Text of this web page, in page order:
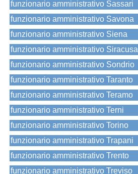
funzionario amministrativo Sassari
funzionario amministrativo Savona
funzionario amministrativo Siena
funzionario amministrativo Siracusa
funzionario amministrativo Sondrio
funzionario amministrativo Taranto
funzionario amministrativo Teramo
funzionario amministrativo Terni
funzionario amministrativo Torino
funzionario amministrativo Trapani
funzionario amministrativo Trento
funzionario amministrativo Treviso